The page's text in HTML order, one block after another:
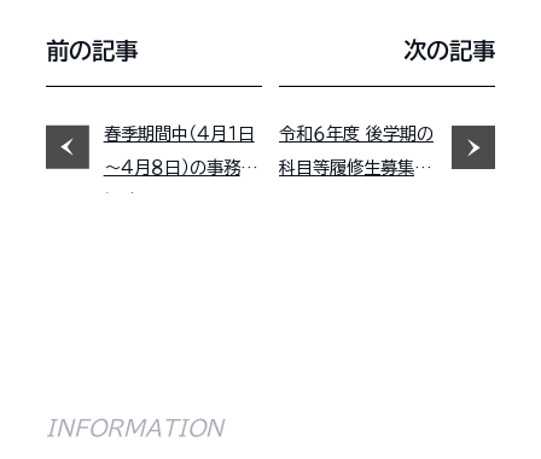
前の記事
春季期間中（４月１日
～４月８日）の事務取
次の記事
令和６年度 後学期の
科目等履修生募集に
INFORMATION